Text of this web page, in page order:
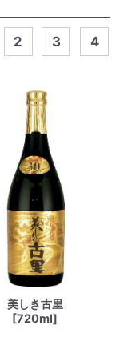
2 3 4
美しき古里
[720ml]